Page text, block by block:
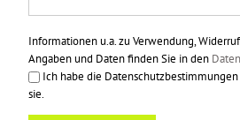
Informationen u.a. zu Verwendung,
Angaben und Daten finden Sie in den
Ich habe die
sie.